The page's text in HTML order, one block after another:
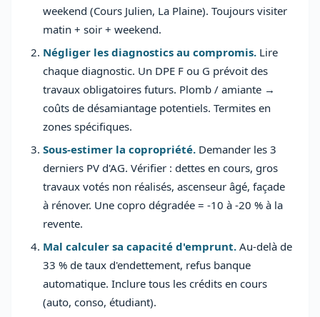
weekend (Cours Julien, La Plaine). Toujours visiter
matin + soir + weekend.
Négliger les diagnostics au compromis. Lire
chaque diagnostic. Un DPE F ou G prévoit des
travaux obligatoires futurs. Plomb / amiante →
coûts de désamiantage potentiels. Termites en
zones spécifiques.
Sous-estimer la copropriété. Demander les 3
derniers PV d'AG. Vérifier : dettes en cours, gros
travaux votés non réalisés, ascenseur âgé, façade
à rénover. Une copro dégradée = -10 à -20 % à la
revente.
Mal calculer sa capacité d'emprunt. Au-delà de
33 % de taux d'endettement, refus banque
automatique. Inclure tous les crédits en cours
(auto, conso, étudiant).